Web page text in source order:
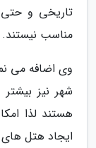
تاریخی و
مناسب نیستند.
وی اضافه می
شهر نیز
هستند لذا
ایجاد هتل های